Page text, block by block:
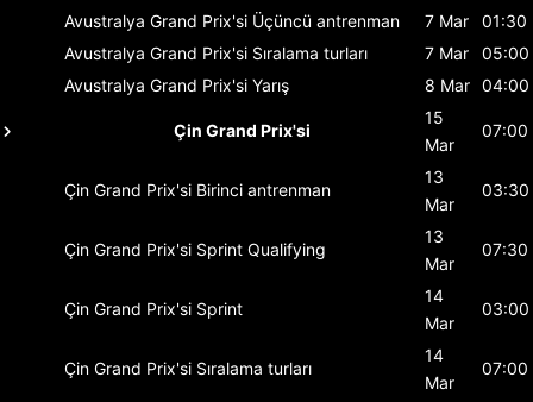
Avustralya Grand Prix'si Üçüncü antrenman 7 Mar
01:30
Avustralya Grand Prix'si Sıralama turları 7 Mar
05:00
Avustralya Grand Prix'si Yarış 8 Mar 04:00
Çin Grand Prix'si
15
Mar
07:00
Çin Grand Prix'si Birinci antrenman
13
Mar
03:30
Çin Grand Prix'si Sprint Qualifying
13
Mar
07:30
Çin Grand Prix'si Sprint
14
Mar
03:00
Çin Grand Prix'si Sıralama turları
14
Mar
07:00